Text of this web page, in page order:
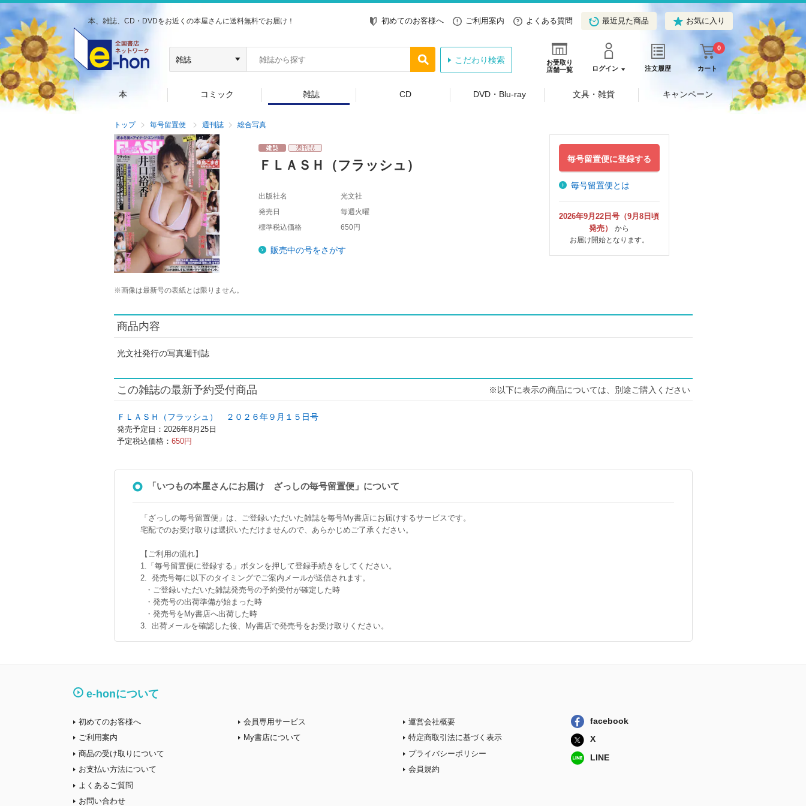
本、雑誌、CD・DVDをお近くの本屋さんに送料無料でお届け！ 初めてのお客様へ ご利用案内 よくある質問 最近見た商品 お気に入り
お受取り
店舗一覧
ログイン 注文履歴 カート
0
こだわり検索
本 コミック 雑誌 CD DVD・Blu-ray 文具・雑貨 キャンペーン
トップ 毎号留置便 週刊誌 総合写真
※画像は最新号の表紙とは限りません。
ＦＬＡＳＨ（フラッシュ）
出版社名
光文社
発売日
毎週火曜
標準税込価格
650円
販売中の号をさがす
毎号留置便に登録する
毎号留置便とは
2026年9月22日号（9月8日頃
発売）
から
お届け開始となります。
商品内容
光文社発行の写真週刊誌
この雑誌の最新予約受付商品 ※以下に表示の商品については、別途ご購入ください
ＦＬＡＳＨ（フラッシュ） ２０２６年９月１５日号
発売予定日：2026年8月25日
予定税込価格： 650円
「いつもの本屋さんにお届け ざっしの毎号留置便」について
「ざっしの毎号留置便」は、ご登録いただいた雑誌を毎号My書店にお届けするサービスです。
宅配でのお受け取りは選択いただけませんので、あらかじめご了承ください。
【ご利用の流れ】
1.「毎号留置便に登録する」ボタンを押して登録手続きをしてください。
2. 発売号毎に以下のタイミングでご案内メールが送信されます。
・ご登録いただいた雑誌発売号の予約受付が確定した時
・発売号の出荷準備が始まった時
・発売号をMy書店へ出荷した時
3. 出荷メールを確認した後、My書店で発売号をお受け取りください。
e-honについて
初めてのお客様へ
ご利用案内
商品の受け取りについて
お支払い方法について
よくあるご質問
お問い合わせ
会員専用サービス
My書店について
運営会社概要
特定商取引法に基づく表示
プライバシーポリシー
会員規約
facebook
X
LINE